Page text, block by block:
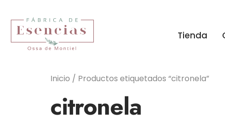
Tienda
Inicio / Productos etiquetados “citronela”
citronela